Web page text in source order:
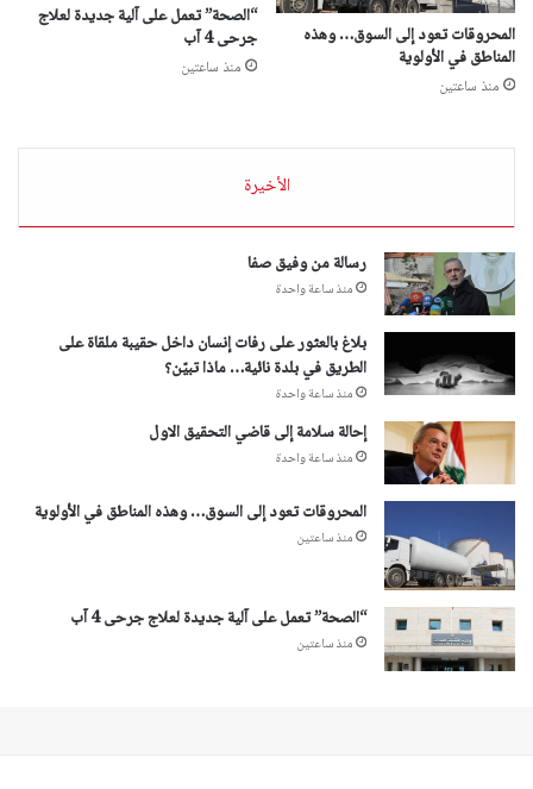
المحروقات تعود إلى السوق… وهذه
المناطق في الأولوية
منذ ساعتين
“الصحة” تعمل على آلية جديدة لعلاج
جرحى 4 آب
منذ ساعتين
الأخيرة
رسالة من وفيق صفا
منذ ساعة واحدة
بلاغ بالعثور على رفات إنسان داخل حقيبة ملقاة على
الطريق في بلدة نائية… ماذا تبيّن؟
منذ ساعة واحدة
إحالة سلامة إلى قاضي التحقيق الاول
منذ ساعة واحدة
المحروقات تعود إلى السوق… وهذه المناطق في الأولوية
منذ ساعتين
“الصحة” تعمل على آلية جديدة لعلاج جرحى 4 آب
منذ ساعتين